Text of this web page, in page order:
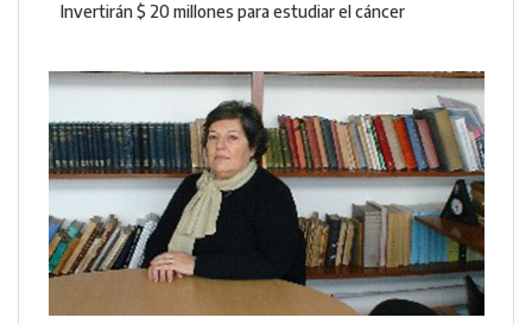
Invertirán $ 20 millones para estudiar el cáncer